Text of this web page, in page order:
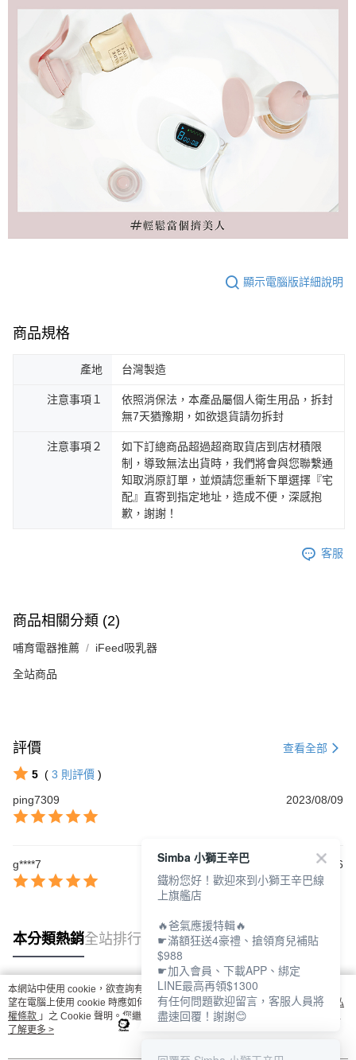
顯示電腦版詳細說明
商品規格
產地 台灣製造
注意事項１
依照消保法，本產品屬個人衛生用品，拆封
無7天猶豫期，如欲退貨請勿拆封
注意事項２
如下訂總商品超過超商取貨店到店材積限
制，導致無法出貨時，我們將會與您聯繫通
知取消原訂單，並煩請您重新下單選擇『宅
配』直寄到指定地址，造成不便，深感抱
歉，謝謝！
客服
商品相關分類 (2)
哺育電器推薦 iFeed吸乳器
全站商品
評價 查看全部
5 ( 3 則評價 )
ping7309
2023/08/09
g****7 2023/01/16
本分類熱銷全站排行
熱門標籤
本網站中使用 cookie，欲查詢有關本網站使用 cookie 方式之詳情，及若您不希
望在電腦上使用 cookie 時應如何變更電腦的 cookie 設定，請參閱本網站「
隱私
權條款 」之 Cookie 聲明。您繼續使用本網站即表示您同意本公司得按本網站使
用條款之 Cookie 聲明使用 cookie。
了解更多 >
Simba 小獅王辛巴
鐵粉您好！歡迎來到小獅王辛巴線
上旗艦店
🔥爸氣應援特輯🔥
☛滿額狂送4豪禮、搶領育兒補貼
$988
☛加入會員、下載APP、綁定
LINE最高再領$1300
有任何問題歡迎留言，客服人員將
盡速回覆！謝謝😊